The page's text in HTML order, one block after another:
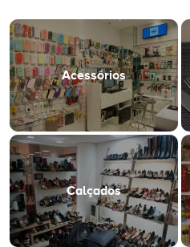
Acessórios
Calçados